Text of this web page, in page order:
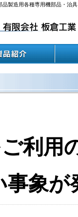
製造用各種専用機部品・治
ご利用
事象